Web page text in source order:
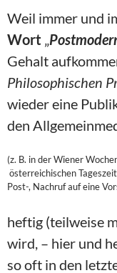
Weil immer und
Wort „
Gehalt
Philosophischen
wieder eine
den
(z. B. in der Wiener
österreichischen
Post-, Nachruf auf eine
heftig (teilweise
wird, – hier und
so oft in den